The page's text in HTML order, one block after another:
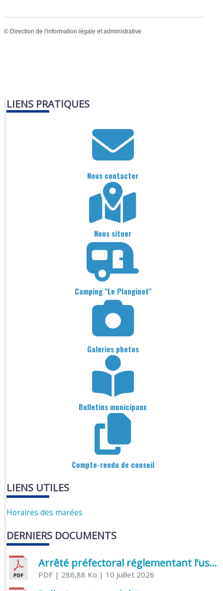
© Direction de l'information légale et administrative
LIENS PRATIQUES
Nous contacter
Nous situer
Camping "Le Planginot"
Galeries photos
Bulletins municipaux
Compte-rendu de conseil
LIENS UTILES
Horaires des marées
DERNIERS DOCUMENTS
Arrêté préfectoral réglementant l’usage de l’eau
PDF| 286,88 Ko | 10 Juillet 2026